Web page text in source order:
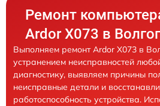
Ремонт
Ardor X073 в
Выполняем ремонт Ardor X073 в
устранением неисправностей
диагностику, выявляем причины
неисправные детали и
работоспособность устройства.